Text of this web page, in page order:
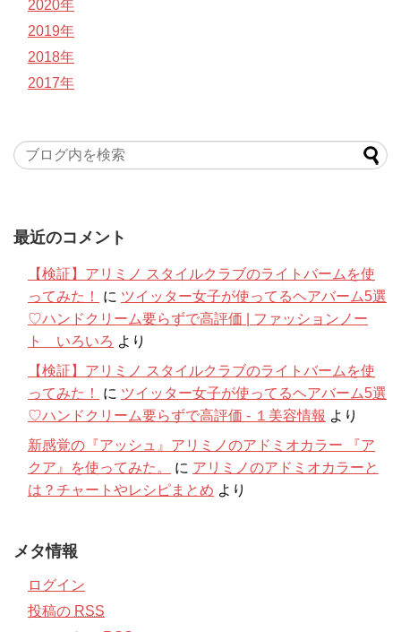
2020年
2019年
2018年
2017年
最近のコメント
【検証】アリミノ スタイルクラブのライトバームを使
ってみた！
に ツイッター女子が使ってるヘアバーム5選
♡ハンドクリーム要らずで高評価 | ファッションノー
ト いろいろ より
【検証】アリミノ スタイルクラブのライトバームを使
ってみた！
に ツイッター女子が使ってるヘアバーム5選
♡ハンドクリーム要らずで高評価 - １美容情報 より
新感覚の『アッシュ』アリミノのアドミオカラー 『ア
クア』を使ってみた。
に アリミノのアドミオカラーと
は？チャートやレシピまとめ より
メタ情報
ログイン
投稿の RSS